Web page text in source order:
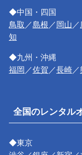
◆中国・四国
鳥取 ／島根 ／ 岡山 ／
知
◆九州・沖縄
福岡 ／佐賀 ／長崎／
全国のレンタル
◆東京